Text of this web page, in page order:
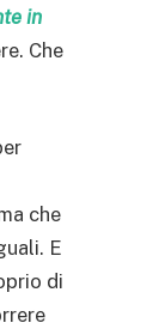
in
Che
che
E
di